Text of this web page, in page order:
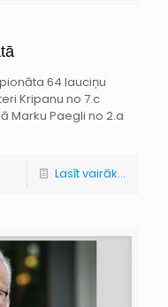
64 lauciņu
Kripanu no 7.c
Marku Paegli no 2.a
Lasīt vairāk...